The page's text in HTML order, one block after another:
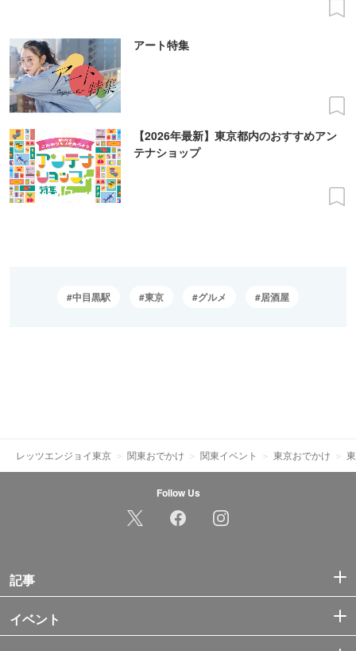
アート特集
【2026年最新】東京都内のおすすめアン
テナショップ
中目黒駅 東京 グルメ 居酒屋
レッツエンジョイ東京 関東おでかけ 関東イベント 東京おでかけ
Follow Us
記事
イベント